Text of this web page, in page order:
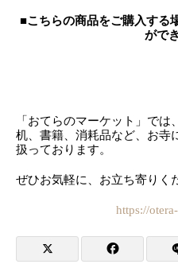
■こちらの商品をご購入する
がで
「おてらのマーケット」では
机、書籍、消耗品など、お寺
扱っております。
ぜひお気軽に、お立ち寄りく
https://